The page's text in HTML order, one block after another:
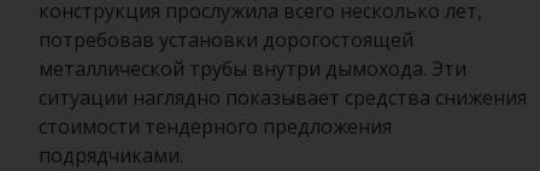
конструкция прослужила всего несколько лет,
потребовав установки дорогостоящей
металлической трубы внутри дымохода. Эти
ситуации наглядно показывает средства снижения
стоимости тендерного предложения
подрядчиками.